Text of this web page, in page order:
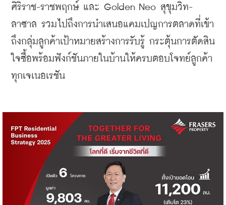
ศิริราช-ราชพฤกษ์ และ Golden Neo สุขุมวิท-
ลาซาล รวมไปถึงการนำเสนอแคมเปญการตลาดที่เข้า
ถึงกลุ่มลูกค้าเป้าหมายสร้างการรับรู้ กระตุ้นการตัดสิน
ใจซื้อพร้อมฟังก์ชันภายในบ้านให้ครบตอบโจทย์ลูกค้า
ทุกเจเนอเรชัน